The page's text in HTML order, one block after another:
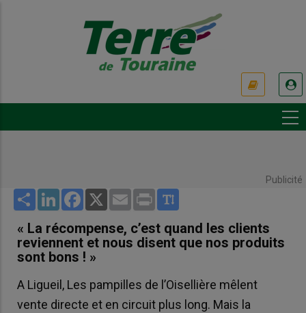
Publicité
Share LinkedInFacebook
X Email Print
« La récompense, c’est quand les clients
reviennent et nous disent que nos produits
sont bons ! »
A Ligueil, Les pampilles de l’Oisellière mêlent
vente directe et en circuit plus long. Mais la